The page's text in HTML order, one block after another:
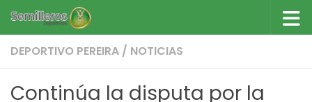
Saltar al contenido
DEPORTIVO PEREIRA / NOTICIAS
Continúa la disputa por la